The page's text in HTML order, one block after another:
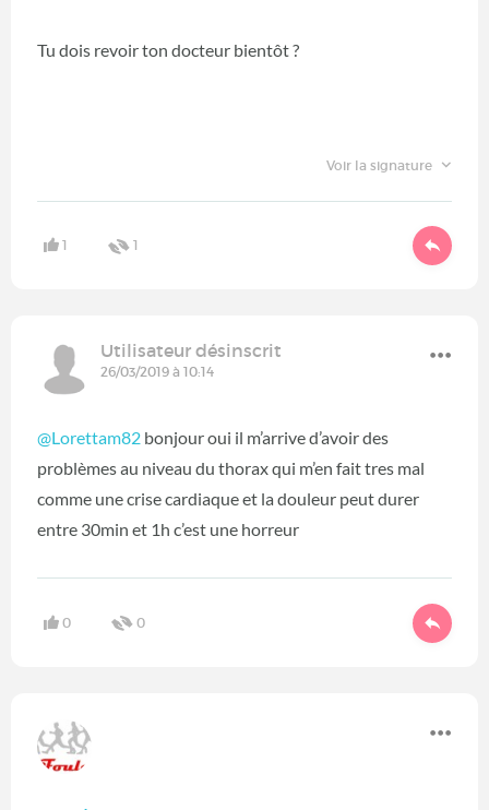
Tu dois revoir ton docteur bientôt ?
Voir la signature
1 1
Utilisateur désinscrit
26/03/2019 à 10:14
@Lorettam82 bonjour oui il m’arrive d’avoir des
problèmes au niveau du thorax qui m’en fait tres mal
comme une crise cardiaque et la douleur peut durer
entre 30min et 1h c’est une horreur
0 0